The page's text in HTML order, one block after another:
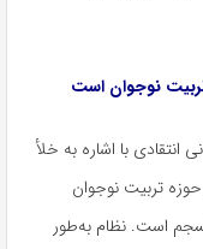
نوجوان است
با اشاره به خلأ
تربیت نوجوان
است. نظام به‌طور